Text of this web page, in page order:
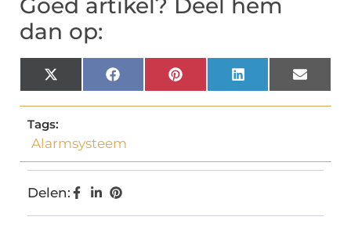
Goed artikel? Deel hem
dan op:
X
(Twitter)
FacebookPinterestLinkedInEmail
Tags:
Alarmsysteem
Delen: